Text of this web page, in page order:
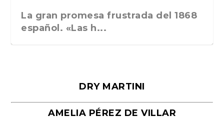
La gran promesa frustrada del 1868
español. «Las h...
DRY MARTINI
AMELIA PÉREZ DE VILLAR